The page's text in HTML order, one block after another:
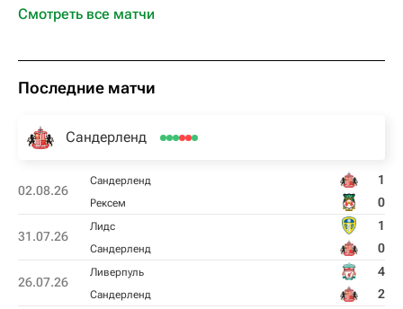
Смотреть все матчи
Последние матчи
Сандерленд
02.08.26
Сандерленд 1
Рексем 0
31.07.26
Лидс 1
Сандерленд 0
26.07.26
Ливерпуль 4
Сандерленд 2